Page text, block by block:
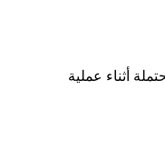
أثناء عملية